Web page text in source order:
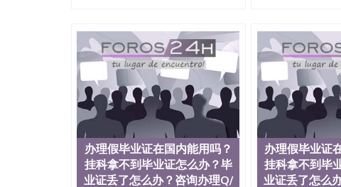
办理假毕业证在国内能用吗？
挂科拿不到毕业证怎么办？毕
业证丢了怎么办？咨询办理Q/
办理假毕业证
挂科拿不到毕
业证丢了怎么